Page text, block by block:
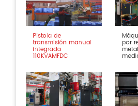
Pistola de
transmisión manual
integrada
110KVAMFDC
por